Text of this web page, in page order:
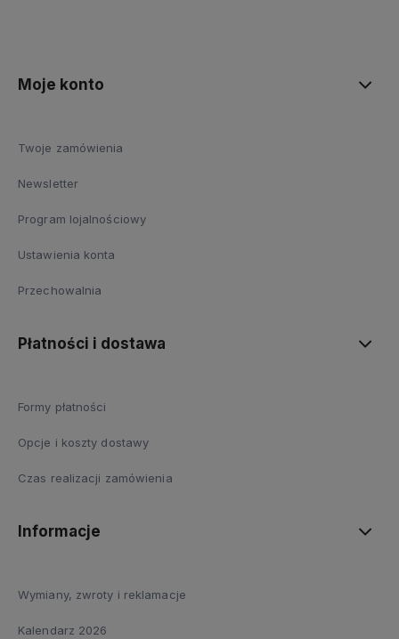
Moje konto
Twoje zamówienia
Newsletter
Program lojalnościowy
Ustawienia konta
Przechowalnia
Płatności i dostawa
Formy płatności
Opcje i koszty dostawy
Czas realizacji zamówienia
Informacje
Wymiany, zwroty i reklamacje
Kalendarz 2026